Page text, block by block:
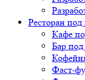
Ресторан
Кафе
Бар
Фаст-